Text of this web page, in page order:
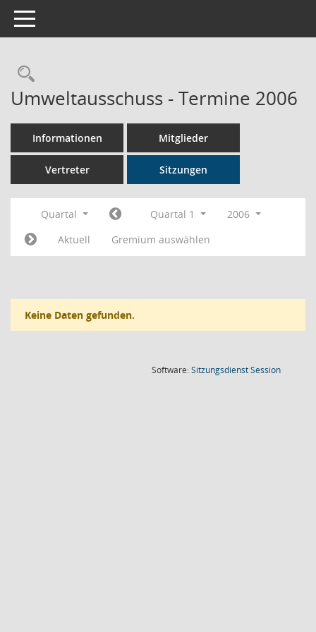
Toggle navigation
Rechercheauswahl
Umweltausschuss - Termine 2006
Informationen Mitglieder
Vertreter Sitzungen
Quartal Quartal 1
2006
Aktuell
Gremium auswählen
Keine Daten gefunden.
Software:SitzungsdienstSession(Wird in